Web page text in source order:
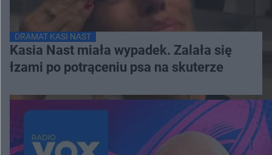
DRAMAT KASI NAST
Kasia Nast miała wypadek. Zalała się
łzami po potrąceniu psa na skuterze